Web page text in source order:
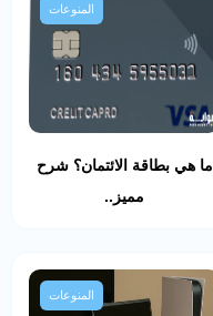
المنوعات
ما هي بطاقة الائتمان؟ شرح
مميز..
المنوعات